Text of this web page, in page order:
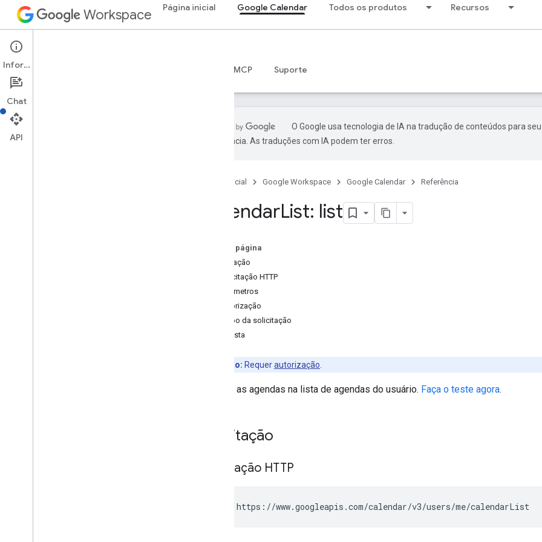
Workspace Página inicial Google Calendar Todos os produtos Recursos
Google Calendar
Visão geral Servidor MCP Suporte
O Google usa tecnologia de IA na tradução de conteúdos para
preferência. As traduções com IA podem ter erros.
Página inicial Google Workspace Google Calendar Referência
CalendarList: list
Nesta página
Solicitação
Solicitação HTTP
Parâmetros
Autorização
Corpo da solicitação
Resposta
Observação: Requerautorização
Retorna as agendas na lista de agendas do usuário. Faça o teste agora.
Solicitação
Solicitação HTTP
GET https://www.googleapis.com/calendar/v3/users/me/calendarList
Informações
Chat
API